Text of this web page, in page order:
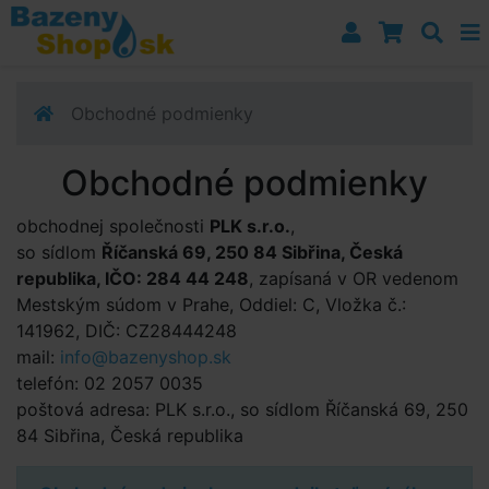
Prejsť k navigácii
Prejsť na obsah
Prejsť k bočnému stĺpci
Obchodné podmienky
Obchodné podmienky
obchodnej společnosti PLK s.r.o.,
so sídlom Říčanská 69, 250 84 Sibřina, Česká
republika, IČO: 284 44 248, zapísaná v OR vedenom
Mestským súdom v Prahe, Oddiel: C, Vložka č.:
141962, DIČ: CZ28444248
mail: info@bazenyshop.sk
telefón: 02 2057 0035
poštová adresa: PLK s.r.o., so sídlom Říčanská 69, 250
84 Sibřina, Česká republika